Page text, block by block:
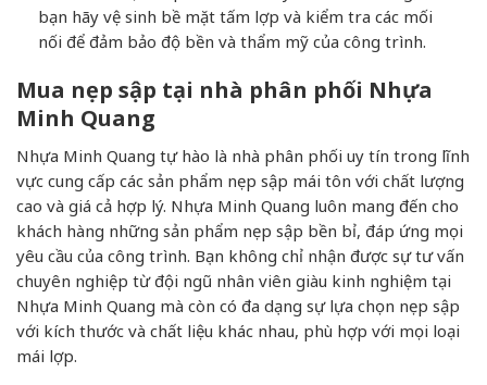
bạn hãy vệ sinh bề mặt tấm lợp và kiểm tra các mối
nối để đảm bảo độ bền và thẩm mỹ của công trình.
Mua nẹp sập tại nhà phân phối Nhựa
Minh Quang
Nhựa Minh Quang tự hào là nhà phân phối uy tín trong lĩnh
vực cung cấp các sản phẩm nẹp sập mái tôn với chất lượng
cao và giá cả hợp lý. Nhựa Minh Quang luôn mang đến cho
khách hàng những sản phẩm nẹp sập bền bỉ, đáp ứng mọi
yêu cầu của công trình. Bạn không chỉ nhận được sự tư vấn
chuyên nghiệp từ đội ngũ nhân viên giàu kinh nghiệm tại
Nhựa Minh Quang mà còn có đa dạng sự lựa chọn nẹp sập
với kích thước và chất liệu khác nhau, phù hợp với mọi loại
mái lợp.